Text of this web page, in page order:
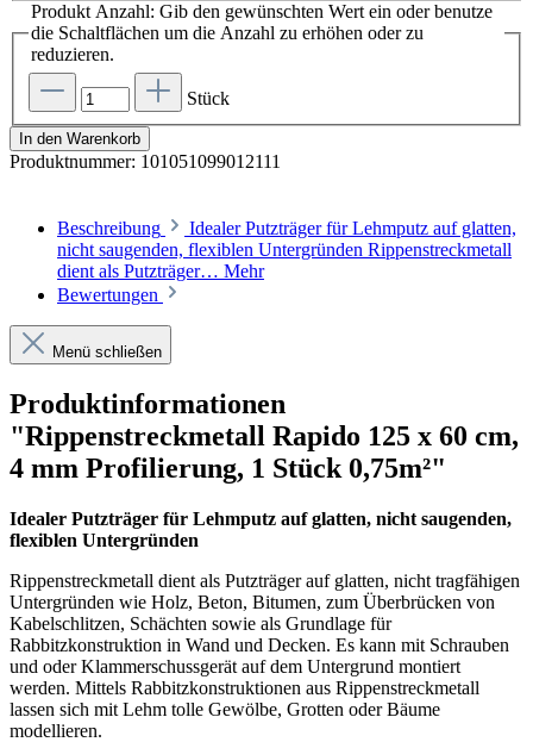
Produkt Anzahl: Gib den gewünschten Wert ein oder benutze
die Schaltflächen um die Anzahl zu erhöhen oder zu
reduzieren.
Stück
In den Warenkorb
Produktnummer: 101051099012111
Beschreibung
Idealer Putzträger für Lehmputz auf glatten,
nicht saugenden, flexiblen Untergründen Rippenstreckmetall
dient als Putzträger… Mehr
Bewertungen
Menü schließen
Produktinformationen
"Rippenstreckmetall Rapido 125 x 60 cm,
4 mm Profilierung, 1 Stück 0,75m²"
Idealer Putzträger für Lehmputz auf glatten, nicht saugenden,
flexiblen Untergründen
Rippenstreckmetall dient als Putzträger auf glatten, nicht tragfähigen
Untergründen wie Holz, Beton, Bitumen, zum Überbrücken von
Kabelschlitzen, Schächten sowie als Grundlage für
Rabbitzkonstruktion in Wand und Decken. Es kann mit Schrauben
und oder Klammerschussgerät auf dem Untergrund montiert
werden. Mittels Rabbitzkonstruktionen aus Rippenstreckmetall
lassen sich mit Lehm tolle Gewölbe, Grotten oder Bäume
modellieren.